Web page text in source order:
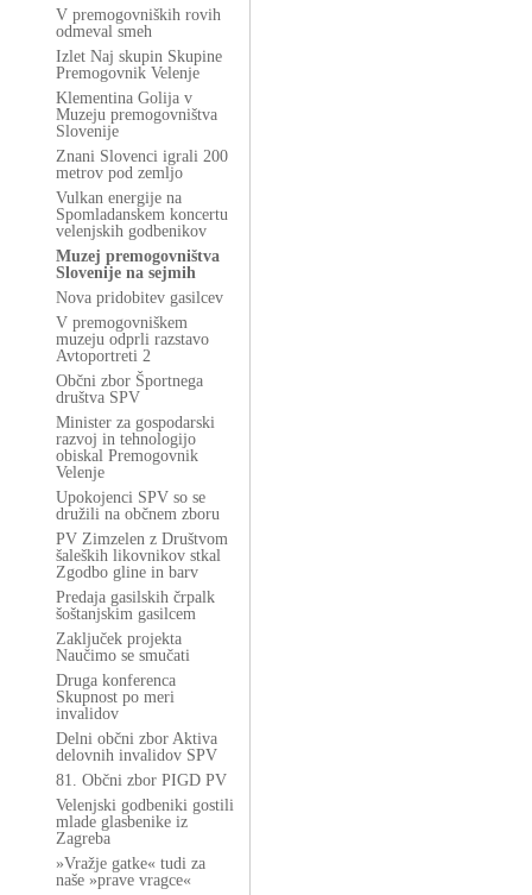
V premogovniških rovih
odmeval smeh
Izlet Naj skupin Skupine
Premogovnik Velenje
Klementina Golija v
Muzeju premogovništva
Slovenije
Znani Slovenci igrali 200
metrov pod zemljo
Vulkan energije na
Spomladanskem koncertu
velenjskih godbenikov
Muzej premogovništva
Slovenije na sejmih
Nova pridobitev gasilcev
V premogovniškem
muzeju odprli razstavo
Avtoportreti 2
Občni zbor Športnega
društva SPV
Minister za gospodarski
razvoj in tehnologijo
obiskal Premogovnik
Velenje
Upokojenci SPV so se
družili na občnem zboru
PV Zimzelen z Društvom
šaleških likovnikov stkal
Zgodbo gline in barv
Predaja gasilskih črpalk
šoštanjskim gasilcem
Zaključek projekta
Naučimo se smučati
Druga konferenca
Skupnost po meri
invalidov
Delni občni zbor Aktiva
delovnih invalidov SPV
81. Občni zbor PIGD PV
Velenjski godbeniki gostili
mlade glasbenike iz
Zagreba
»Vražje gatke« tudi za
naše »prave vragce«